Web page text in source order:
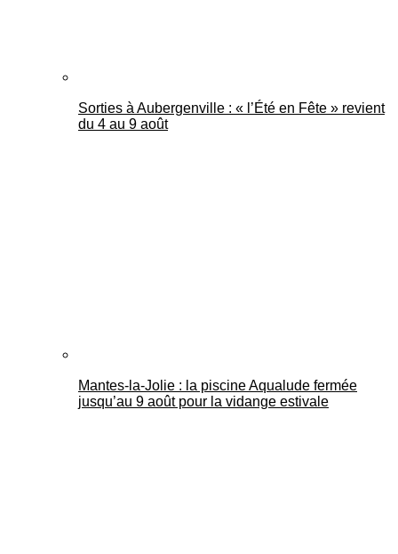
Sorties à Aubergenville : « l’Été en Fête » revient
du 4 au 9 août
Mantes-la-Jolie : la piscine Aqualude fermée
jusqu’au 9 août pour la vidange estivale